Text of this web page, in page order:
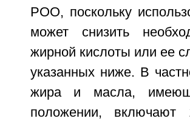
POO, поскольку
может снизить
жирной кислоты или ее
указанных ниже. В
жира и масла,
положении, включают